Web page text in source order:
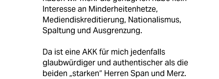
Interesse an Minderheitenhetze,
Mediendiskreditierung, Nationalismus,
Spaltung und Ausgrenzung.
Da ist eine AKK für mich jedenfalls
glaubwürdiger und authentischer als die
beiden „starken“ Herren Span und Merz.